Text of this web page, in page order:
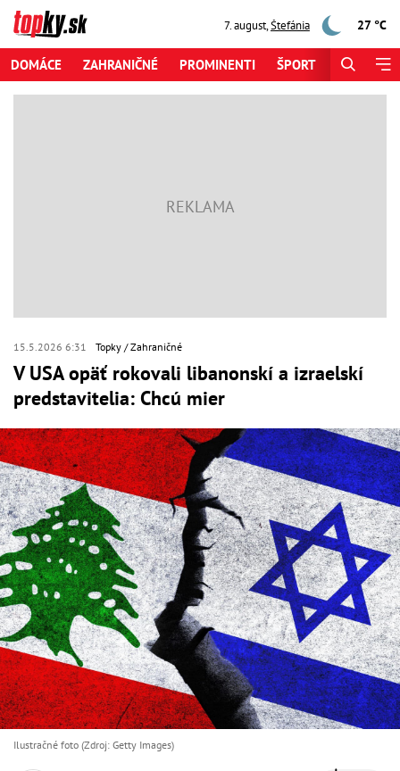
7. august,Štefánia 27 °C
DOMÁCE ZAHRANIČNÉ PROMINENTI ŠPORT
15.5.2026 6:31 Topky Zahraničné
V USA opäť rokovali libanonskí a izraelskí
predstavitelia: Chcú mier
Ilustračné foto (Zdroj: Getty Images)